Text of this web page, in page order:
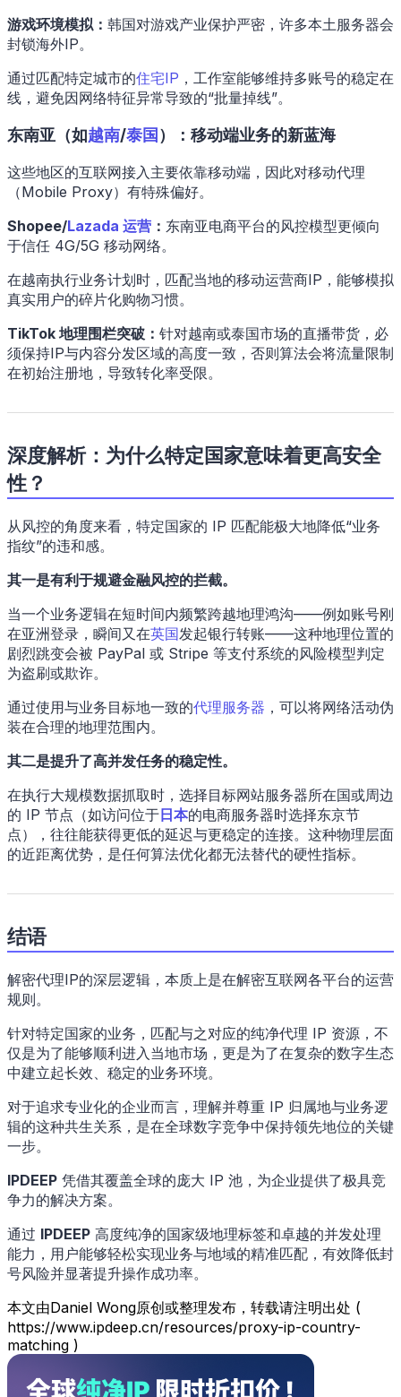
游戏环境模拟： 韩国对游戏产业保护严密，许多本土服务器会
封锁海外IP。
通过匹配特定城市的住宅IP ，工作室能够维持多账号的稳定在
线，避免因网络特征异常导致的“批量掉线”。
东南亚（如越南/泰国 ）：移动端业务的新蓝海
这些地区的互联网接入主要依靠移动端，因此对移动代理
（Mobile Proxy）有特殊偏好。
Shopee/Lazada 运营 ： 东南亚电商平台的风控模型更倾向
于信任 4G/5G 移动网络。
在越南执行业务计划时，匹配当地的移动运营商IP，能够模拟
真实用户的碎片化购物习惯。
TikTok 地理围栏突破： 针对越南或泰国市场的直播带货，必
须保持IP与内容分发区域的高度一致，否则算法会将流量限制
在初始注册地，导致转化率受限。
深度解析：为什么特定国家意味着更高安全
性？
从风控的角度来看，特定国家的 IP 匹配能极大地降低“业务
指纹”的违和感。
其一是有利于规避金融风控的拦截。
当一个业务逻辑在短时间内频繁跨越地理鸿沟——例如账号刚
在亚洲登录，瞬间又在英国发起银行转账——这种地理位置的
剧烈跳变会被 PayPal 或 Stripe 等支付系统的风险模型判定
为盗刷或欺诈。
通过使用与业务目标地一致的代理服务器 ，可以将网络活动伪
装在合理的地理范围内。
其二是提升了高并发任务的稳定性。
在执行大规模数据抓取时，选择目标网站服务器所在国或周边
的 IP 节点（如访问位于日本的电商服务器时选择东京节
点），往往能获得更低的延迟与更稳定的连接。这种物理层面
的近距离优势，是任何算法优化都无法替代的硬性指标。
结语
解密代理IP的深层逻辑，本质上是在解密互联网各平台的运营
规则。
针对特定国家的业务，匹配与之对应的纯净代理 IP 资源，不
仅是为了能够顺利进入当地市场，更是为了在复杂的数字生态
中建立起长效、稳定的业务环境。
对于追求专业化的企业而言，理解并尊重 IP 归属地与业务逻
辑的这种共生关系，是在全球数字竞争中保持领先地位的关键
一步。
IPDEEP 凭借其覆盖全球的庞大 IP 池，为企业提供了极具竞
争力的解决方案。
通过 IPDEEP 高度纯净的国家级地理标签和卓越的并发处理
能力，用户能够轻松实现业务与地域的精准匹配，有效降低封
号风险并显著提升操作成功率。
本文由Daniel Wong原创或整理发布，转载请注明出处 (
https://www.ipdeep.cn/resources/proxy-ip-country-
matching )